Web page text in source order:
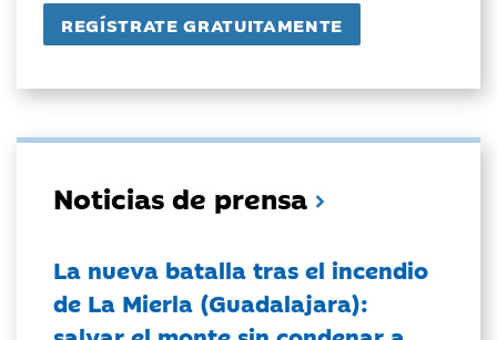
Noticias de prensa
La nueva batalla tras el incendio
de La Mierla (Guadalajara):